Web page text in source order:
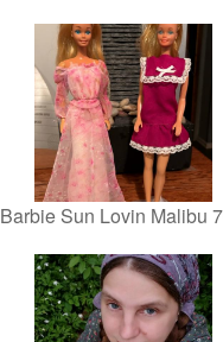
Barbie Sun Lovin Malibu